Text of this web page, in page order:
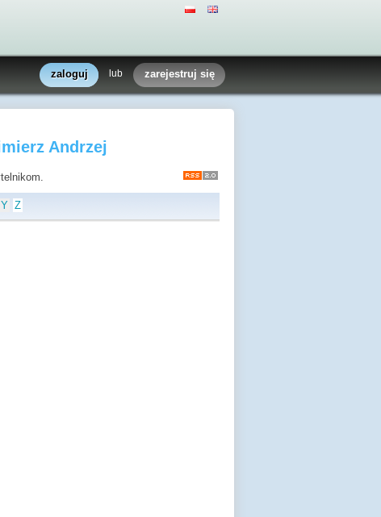
zaloguj lub zarejestruj się
Andrzej
Y Z